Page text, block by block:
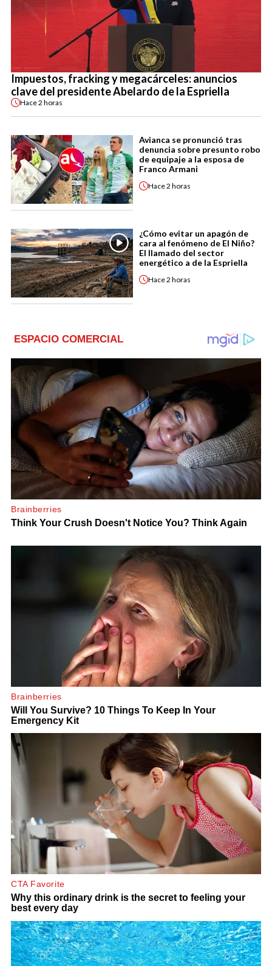
Impuestos, fracking y megacárceles: anuncios
clave del presidente Abelardo de la Espriella
Hace2 horas
Avianca se pronunció tras
denuncia sobre presunto robo
de equipaje a la esposa de
Franco Armani
Hace2 horas
¿Cómo evitar un apagón de
cara al fenómeno de El Niño?
El llamado del sector
energético a de la Espriella
Hace2 horas